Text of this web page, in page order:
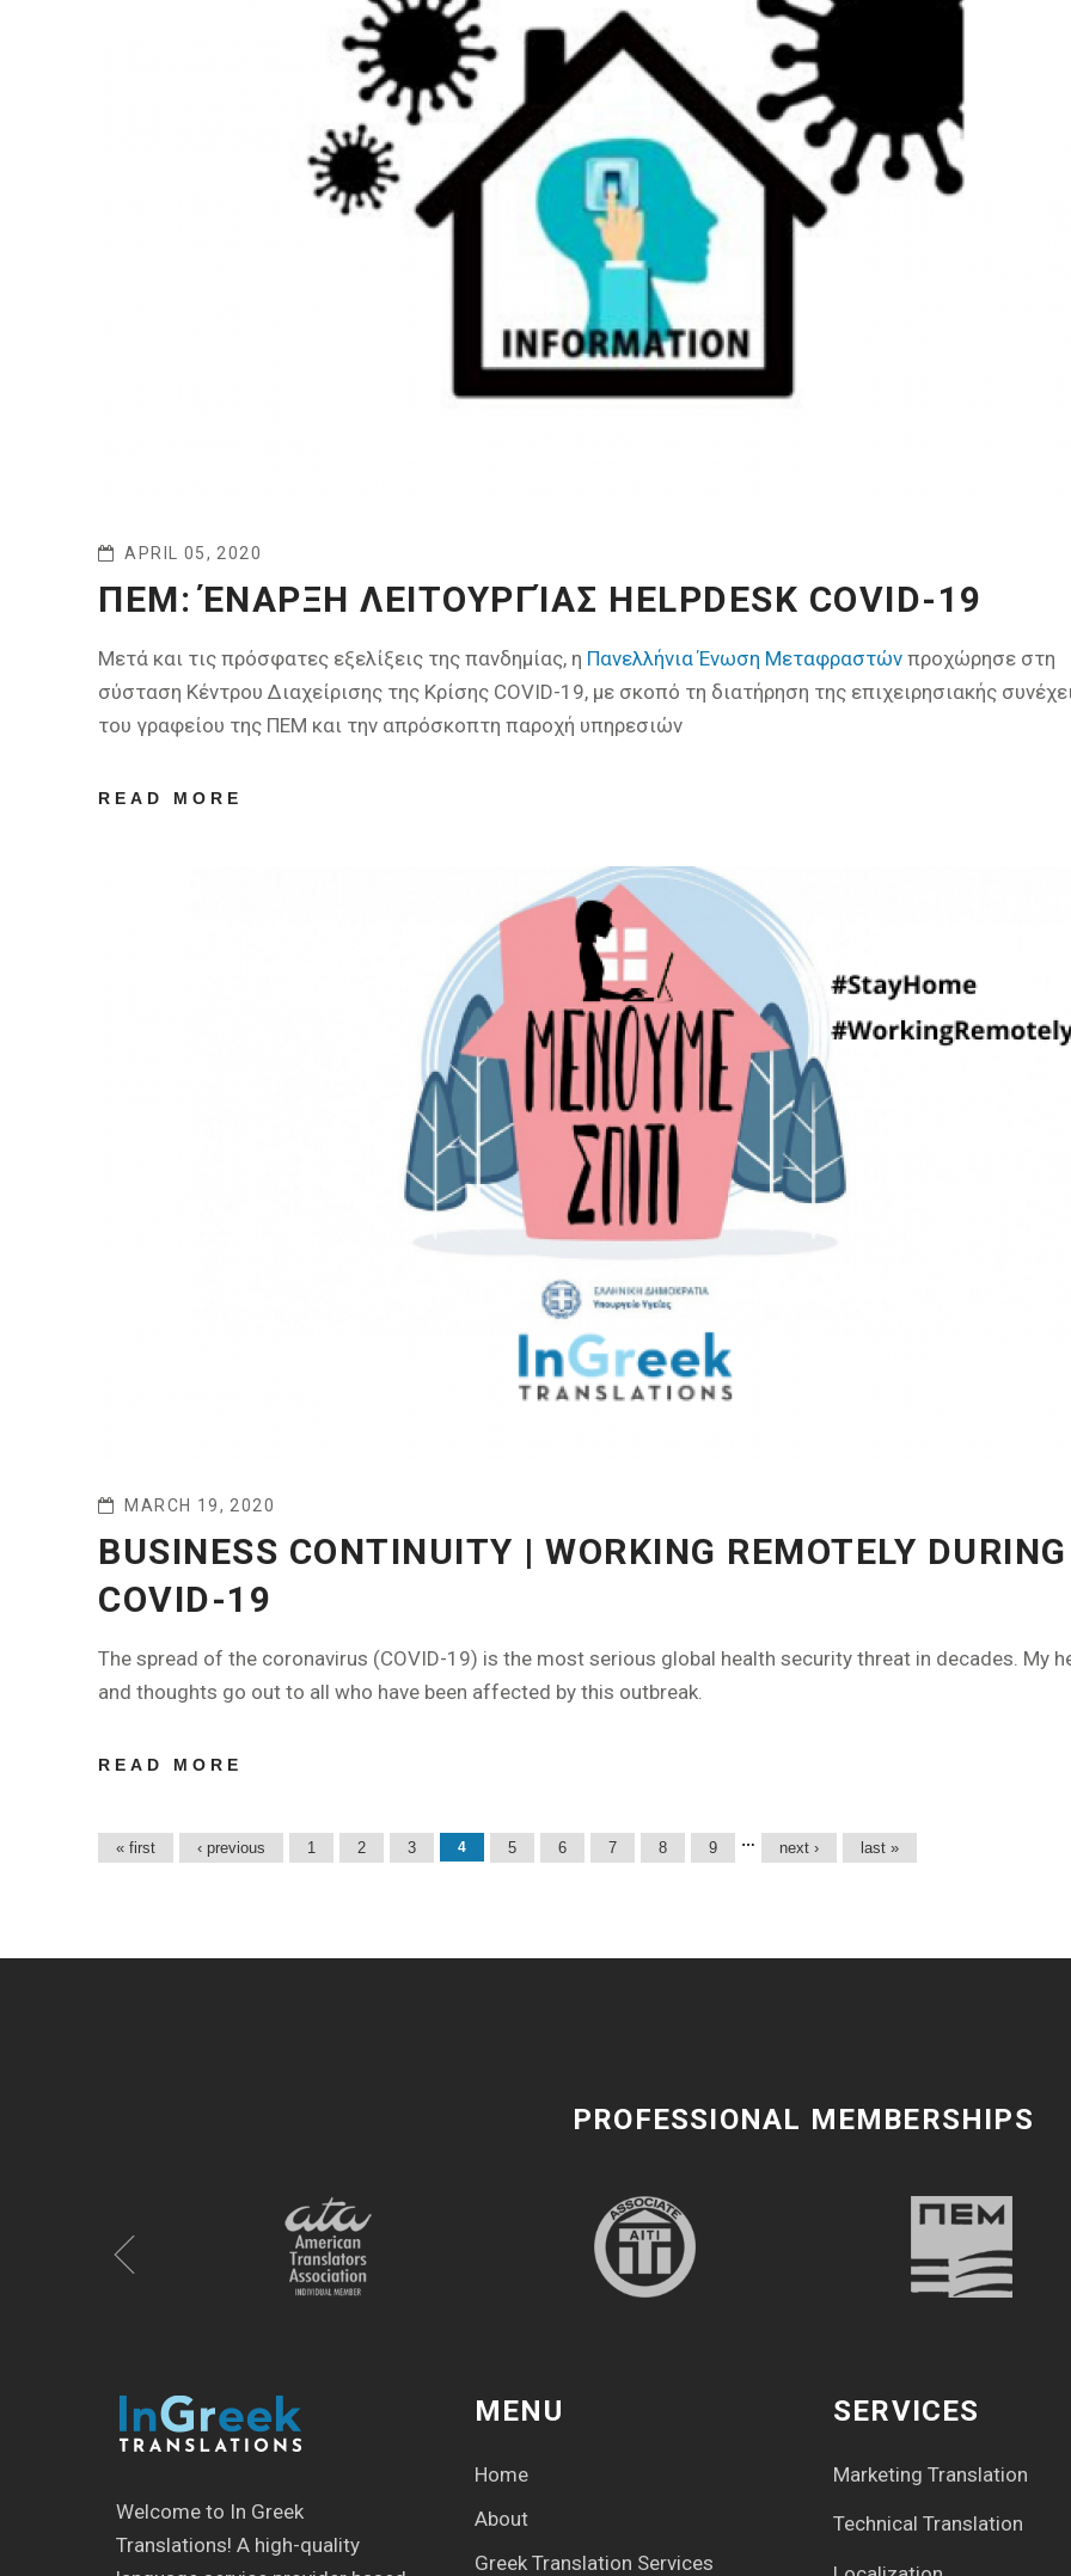
ΤΟΥ COVID-19
APRIL 05, 2020
ΠΕΜ: ΈΝΑΡΞΗ ΛΕΙΤΟΥΡΓΊΑΣ HELPDESK COVID-19
Μετά και τις πρόσφατες εξελίξεις της πανδημίας, η Πανελλήνια Ένωση Μεταφραστών προχώρησε στη
σύσταση Κέντρου Διαχείρισης της Κρίσης COVID-19, με σκοπό τη διατήρηση της επιχειρησιακής
του γραφείου της ΠΕΜ και την απρόσκοπτη παροχή υπηρεσιών
READ MORE
MARCH 19, 2020
BUSINESS CONTINUITY | WORKING REMOTELY DURING
COVID-19
The spread of the coronavirus (COVID-19) is the most serious global health security threat in decades. My
and thoughts go out to all who have been affected by this outbreak.
READ MORE
| WORKING
Pages
« first ‹ previous 1 2 3 4 5 6 7 8 9 … next › last »
PROFESSIONAL MEMBERSHIPS
Welcome to In Greek
Translations! Α high-quality
MENU
Home
About
Greek Translation Services
SERVICES
Marketing Translation
Technical Translation